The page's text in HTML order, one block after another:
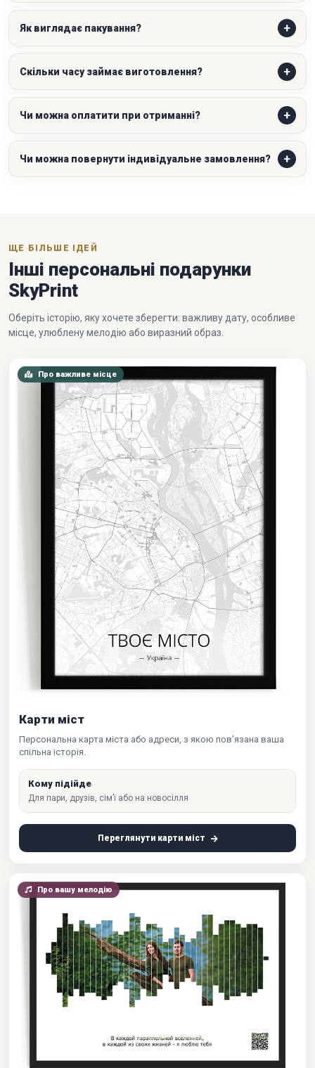
Як виглядає пакування?
Скільки часу займає виготовлення?
Чи можна оплатити при отриманні?
Чи можна повернути індивідуальне замовлення?
ЩЕ БІЛЬШЕ ІДЕЙ
Інші персональні подарунки
SkyPrint
Оберіть історію, яку хочете зберегти: важливу дату, особливе
місце, улюблену мелодію або виразний образ.
Про важливе місце
Карти міст
Персональна карта міста або адреси, з якою пов’язана ваша
спільна історія.
Кому підійде
Для пари, друзів, сім’ї або на новосілля
Переглянути карти міст
Про вашу мелодію